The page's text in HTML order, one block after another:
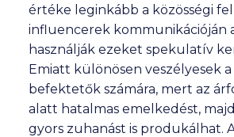
értéke leginkább a közösségi
influencerek kommunikációján
használják ezeket spekulatív
Emiatt különösen veszélyesek
befektetők számára, mert az
alatt hatalmas emelkedést,
gyors zuhanást is produkálhat.